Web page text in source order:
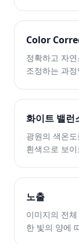
Color
정확하고 자
조정하는 과
화이트 밸런
광원의 색온
흰색으로 보
노출
이미지의 전
한 빛의 양에